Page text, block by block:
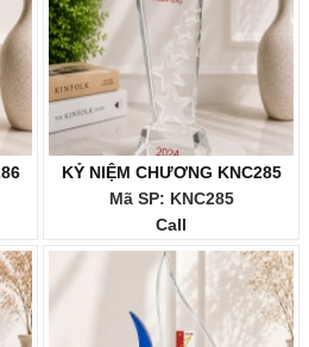
KỶ NIỆM CHƯƠNG KNC285
Mã SP: KNC285
Call